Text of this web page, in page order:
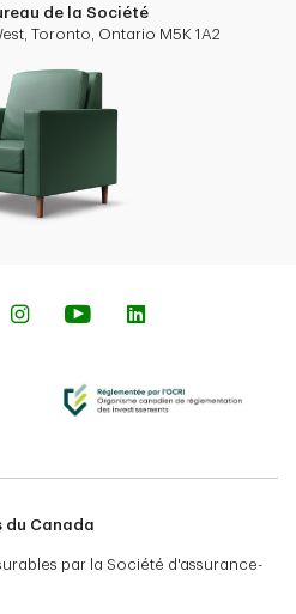
de la Société
Toronto, Ontario M5K 1A2
du Canada
par la Société d'assurance-